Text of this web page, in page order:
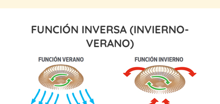
FUNCIÓN INVERSA (INVIERNO-
VERANO)